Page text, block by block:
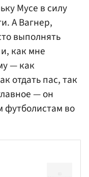
Мусе в силу
А Вагнер,
выполнять
как мне
— как
отдать пас, так
— он
футболистам во